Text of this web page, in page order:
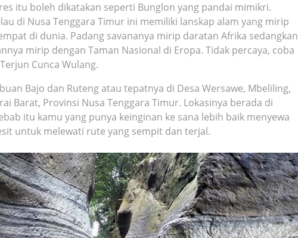
itu boleh dikatakan seperti Bunglon yang pandai mimikri.
di Nusa Tenggara Timur ini memiliki lanskap alam yang mirip
di dunia. Padang savananya mirip daratan Afrika sedangkan
mirip dengan Taman Nasional di Eropa. Tidak percaya, coba
Cunca Wulang.
Bajo dan Ruteng atau tepatnya di Desa Wersawe, Mbeliling,
Barat, Provinsi Nusa Tenggara Timur. Lokasinya berada di
itu kamu yang punya keinginan ke sana lebih baik menyewa
untuk melewati rute yang sempit dan terjal.